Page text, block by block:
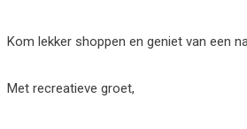
Kom lekker shoppen en geniet van een
Met recreatieve groet,